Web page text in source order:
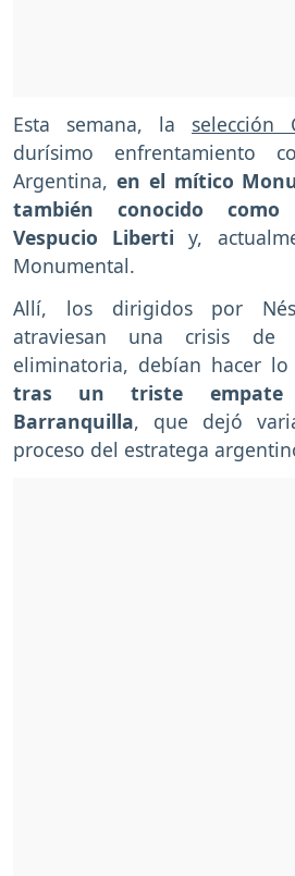
Esta semana, la selección
durísimo enfrentamiento
Argentina, en el mítico
también conocido
Vespucio Liberti y,
Monumental.
Allí, los dirigidos por
atraviesan una crisis de
eliminatoria, debían hacer
tras un triste
Barranquilla, que dejó
proceso del estratega